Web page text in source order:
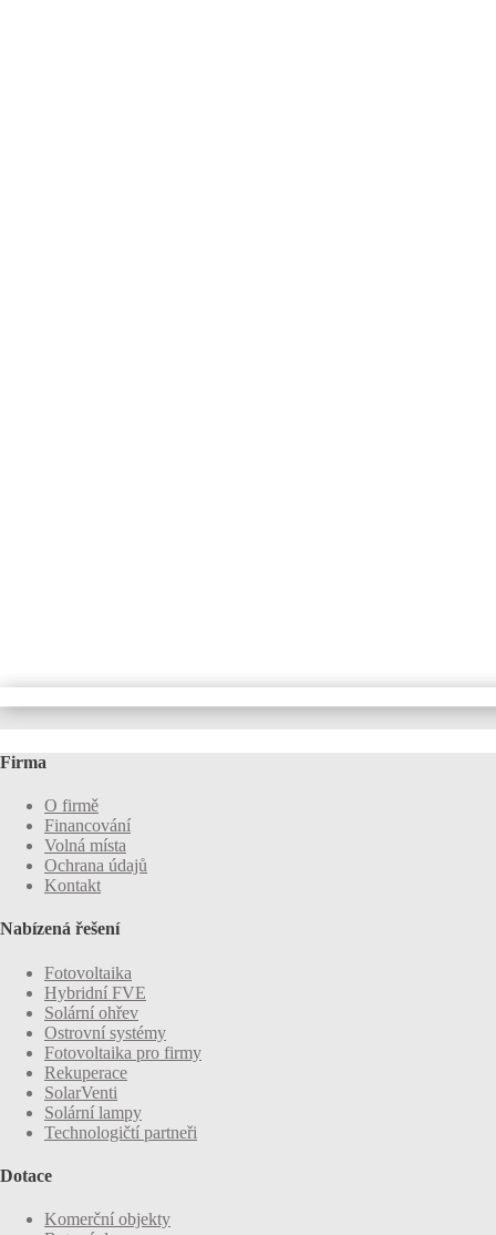
Firma
O firmě
Financování
Volná místa
Ochrana údajů
Kontakt
Nabízená řešení
Fotovoltaika
Hybridní FVE
Solární ohřev
Ostrovní systémy
Fotovoltaika pro firmy
Rekuperace
SolarVenti
Solární lampy
Technologičtí partneři
Dotace
Komerční objekty